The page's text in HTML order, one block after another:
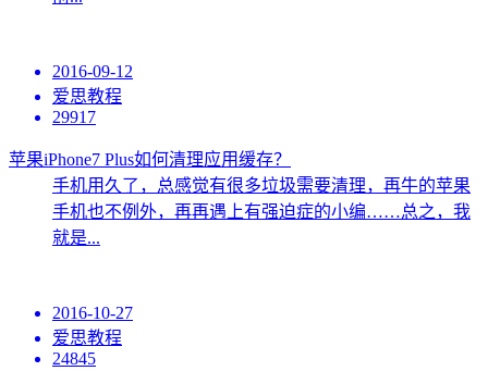
2016-09-12
爱思教程
29917
苹果iPhone7 Plus如何清理应用缓存？
手机用久了，总感觉有很多垃圾需要清理，再牛的苹果
手机也不例外，再再遇上有强迫症的小编……总之，我
就是...
2016-10-27
爱思教程
24845